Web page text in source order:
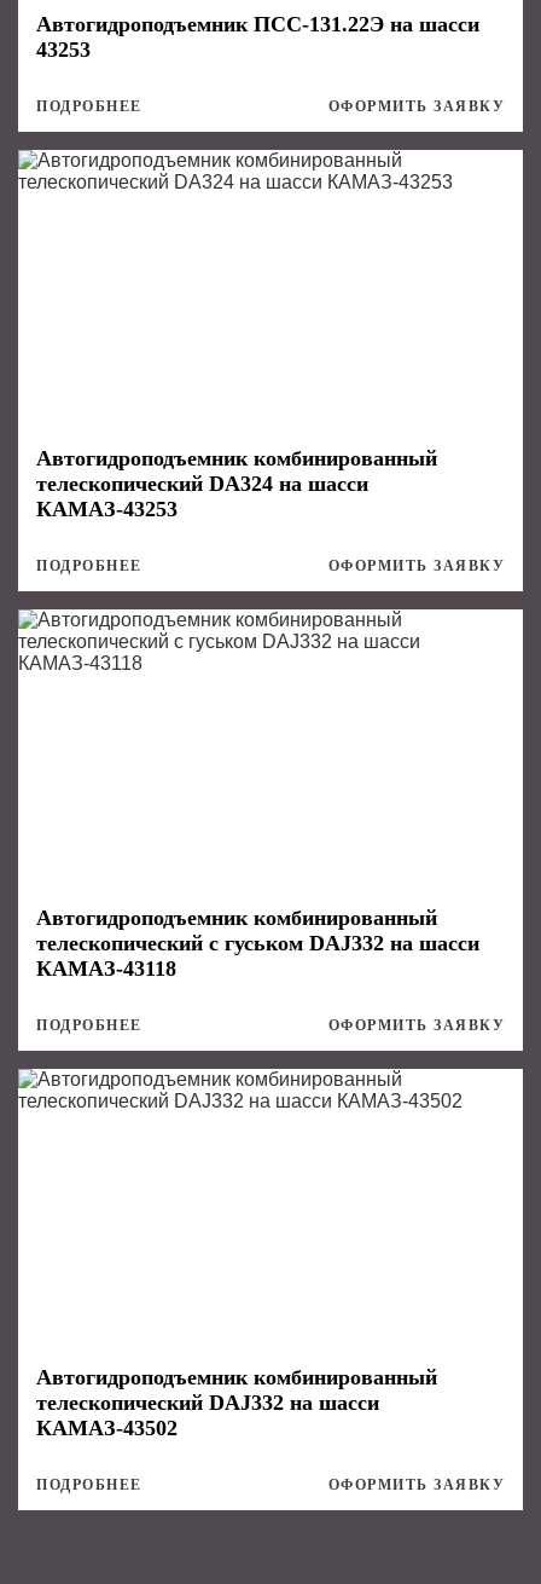
Автогидроподъемник ПСС-131.22Э на шасси
43253
ПОДРОБНЕЕ ОФОРМИТЬ ЗАЯВКУ
Автогидроподъемник комбинированный
телескопический DA324 на шасси
КАМАЗ-43253
ПОДРОБНЕЕ ОФОРМИТЬ ЗАЯВКУ
Автогидроподъемник комбинированный
телескопический с гуськом DAJ332 на шасси
КАМАЗ-43118
ПОДРОБНЕЕ ОФОРМИТЬ ЗАЯВКУ
Автогидроподъемник комбинированный
телескопический DAJ332 на шасси
КАМАЗ-43502
ПОДРОБНЕЕ ОФОРМИТЬ ЗАЯВКУ